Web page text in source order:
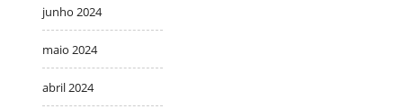
junho 2024
maio 2024
abril 2024